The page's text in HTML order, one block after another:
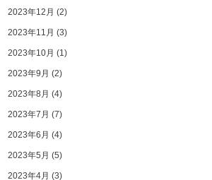
2023年12月 (2)
2023年11月 (3)
2023年10月 (1)
2023年9月 (2)
2023年8月 (4)
2023年7月 (7)
2023年6月 (4)
2023年5月 (5)
2023年4月 (3)